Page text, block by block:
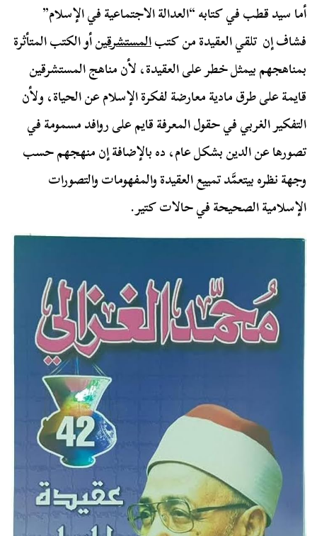
أما سيد قطب في كتابه “العدالة الاجتماعية في الإسلام”
فشاف إن تلقي العقيدة من كتبالمستشرقينأو الكتب المتأثرة
بمناهجهم بيمثل خطر على العقيدة، لأن مناهج المستشرقين
قايمة على طرق مادية معارضة لفكرة الإسلام عن الحياة، ولأن
التفكير الغربي في حقول المعرفة قايم على روافد مسمومة في
تصورها عن الدين بشكل عام، ده بالإضافة إن منهجهم حسب
وجهة نظره بيتعمَّد تمييع العقيدة والمفهومات والتصورات
الإسلامية الصحيحة في حالات كتير.